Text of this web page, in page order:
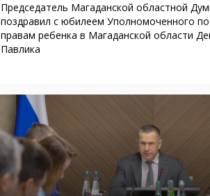
Председатель Магаданской областной
поздравил с юбилеем Уполномоченного по
правам ребенка в Магаданской области
Павлика